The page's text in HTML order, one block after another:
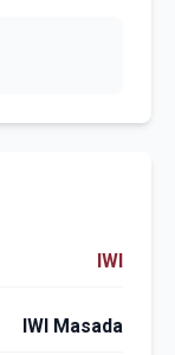
IWI
IWI Masada